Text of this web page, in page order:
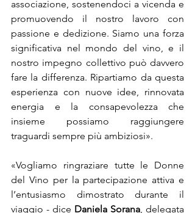
associazione, sostenendoci a vicenda e
promuovendo il nostro lavoro con
passione e dedizione. Siamo una forza
significativa nel mondo del vino, e il
nostro impegno collettivo può davvero
fare la differenza. Ripartiamo da questa
esperienza con nuove idee, rinnovata
energia e la consapevolezza che
insieme possiamo raggiungere
traguardi sempre più ambiziosi».
«Vogliamo ringraziare tutte le Donne
del Vino per la partecipazione attiva e
l’entusiasmo dimostrato durante il
viaggio - dice Daniela Sorana, delegata